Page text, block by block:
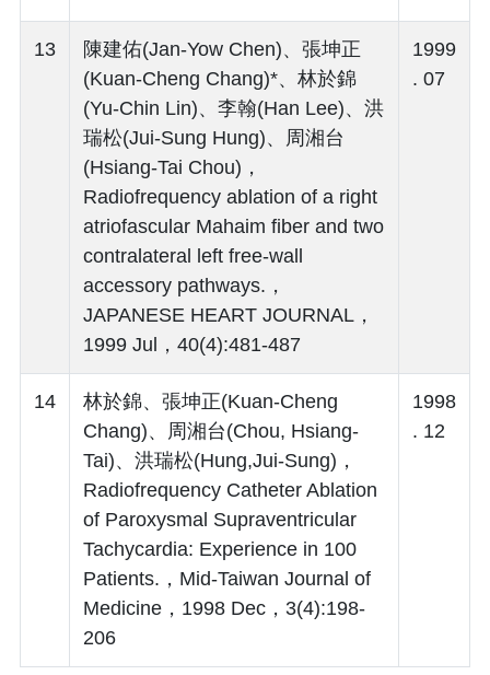
13
陳建佑(Jan-Yow Chen)、張坤正
(Kuan-Cheng Chang)*、林於錦
(Yu-Chin Lin)、李翰(Han Lee)、洪
瑞松(Jui-Sung Hung)、周湘台
(Hsiang-Tai Chou)，
Radiofrequency ablation of a right
atriofascular Mahaim fiber and two
contralateral left free-wall
accessory pathways.，
JAPANESE HEART JOURNAL，
1999 Jul，40(4):481-487
1999
. 07
14
林於錦、張坤正(Kuan-Cheng
Chang)、周湘台(Chou, Hsiang-
Tai)、洪瑞松(Hung,Jui-Sung)，
Radiofrequency Catheter Ablation
of Paroxysmal Supraventricular
Tachycardia: Experience in 100
Patients.，Mid-Taiwan Journal of
Medicine，1998 Dec，3(4):198-
206
1998
. 12